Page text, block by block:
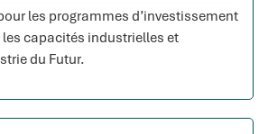
les programmes d’investissement
capacités industrielles et
du Futur.